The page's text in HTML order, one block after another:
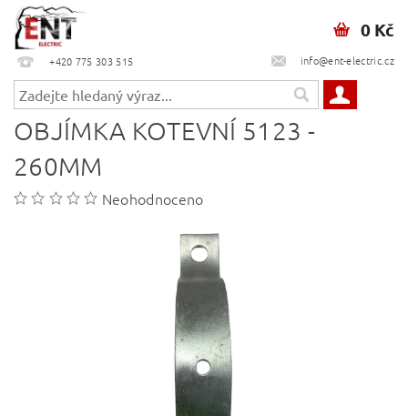
+420 775 303 515 info@ent-electric.cz
0 Kč
OBJÍMKA KOTEVNÍ 5123 -
260MM
Neohodnoceno